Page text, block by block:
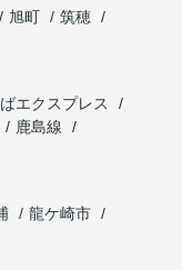
旭町
筑穂
エクスプレス
鹿島線
龍ケ崎市